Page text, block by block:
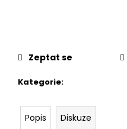
Kategorie:
Zeptat se
Popis Diskuze